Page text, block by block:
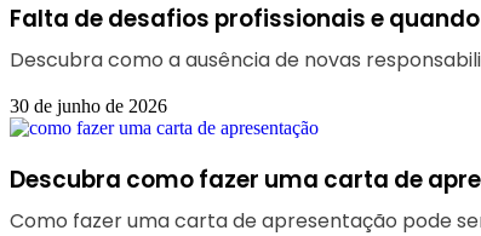
Falta de desafios profissionais e
Descubra como a ausência de novas
30 de junho de 2026
Descubra como fazer uma carta de
Como fazer uma carta de apresentação pode